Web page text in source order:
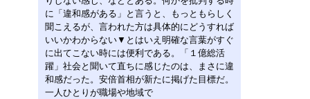
に「違和感がある」と言うと、もっともらしく
聞こえるが、言われた方は具体的にどうすれば
いいかわからない▼とはいえ明確な言葉がすぐ
に出てこない時には便利である。「１億総活
躍」社会と聞いて直ちに感じたのは、まさに違
和感だった。安倍首相が新たに掲げた目標だ。
一人ひとりが職場や地域で